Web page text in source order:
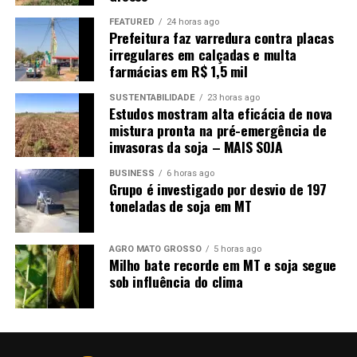
reeducandos possam trabalhar nessas unidades de
tratamento. Acredito que, com isso, nós vamos ter um
sistema mais moderno e diminuir o foco de doenças
dentro dos presídios.”
Neste sentido, o secretário de Justiça destacou que o
Estado já vem operando para que os reeducandos sejam
incluídos ao máximo nas estações de trabalho dos
presídios. “Semana passada nós lançamos quatro
grandes barracões lá em Várzea Grande, mas, como esse
setor exige mão de obra muito especializada, vamos
discutir com a empresa que vencer a nova licitação e
propor essa situação. Sendo possível, com certeza a
gente vai incluir, porque o nosso intuito hoje de
ressocialização é ressocializar pelo trabalho”, concluiu.
FEATURED 24 horas ago
Prefeitura faz varredura contra placas
irregulares em calçadas e multa
farmácias em R$ 1,5 mil
SUSTENTABILIDADE 23 horas ago
Estudos mostram alta eficácia de nova
mistura pronta na pré-emergência de
invasoras da soja – MAIS SOJA
BUSINESS 6 horas ago
Grupo é investigado por desvio de 197
toneladas de soja em MT
AGRO MATO GROSSO 5 horas ago
Milho bate recorde em MT e soja segue
sob influência do clima